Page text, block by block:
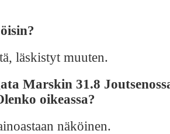
läskistyt muuten.
Marskin 31.8
oikeassa?
näköinen.